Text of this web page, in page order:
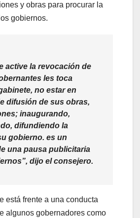
y obras para procurar la
gobiernos.
active la revocación de
les toca
no estar en
difusión de sus obras,
inaugurando,
difundiendo la
gobierno. es un
una pausa publicitaria
dijo el consejero.
está frente a una conducta
algunos gobernadores como